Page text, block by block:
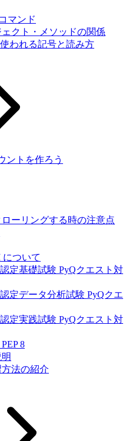
マンド
クト・メソッドの関係
われる記号と読み方
ントを作ろう
ーリングする時の注意点
について
定基礎試験 PyQクエスト対
定データ分析試験 PyQクエ
定実践試験 PyQクエスト対
8
法の紹介